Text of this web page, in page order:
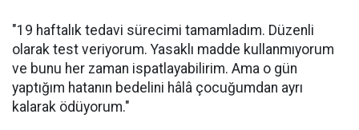
"19 haftalık tedavi sürecimi tamamladım. Düzenli
olarak test veriyorum. Yasaklı madde kullanmıyorum
ve bunu her zaman ispatlayabilirim. Ama o gün
yaptığım hatanın bedelini hâlâ çocuğumdan ayrı
kalarak ödüyorum."